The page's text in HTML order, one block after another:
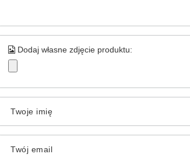
Dodaj własne zdjęcie produktu:
Twoje imię
Twój email